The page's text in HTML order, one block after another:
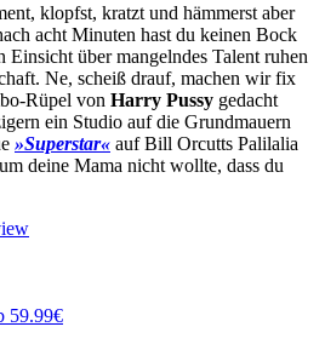
klopfst, kratzt und hämmerst aber
acht Minuten hast du keinen Bock
Einsicht über mangelndes Talent ruhen
Ne, scheiß drauf, machen wir fix
Rüpel von Harry Pussy gedacht
ein Studio auf die Grundmauern
»Superstar« auf Bill Orcutts Palilalia
deine Mama nicht wollte, dass du
59.99€